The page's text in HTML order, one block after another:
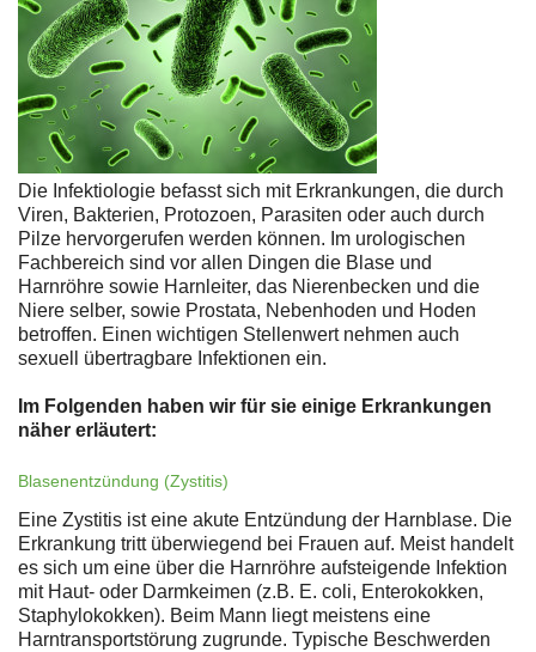
Die Infektiologie befasst sich mit Erkrankungen, die durch
Viren, Bakterien, Protozoen, Parasiten oder auch durch
Pilze hervorgerufen werden können. Im urologischen
Fachbereich sind vor allen Dingen die Blase und
Harnröhre sowie Harnleiter, das Nierenbecken und die
Niere selber, sowie Prostata, Nebenhoden und Hoden
betroffen. Einen wichtigen Stellenwert nehmen auch
sexuell übertragbare Infektionen ein.
Im Folgenden haben wir für sie einige Erkrankungen
näher erläutert:
Blasenentzündung (Zystitis)
Eine Zystitis ist eine akute Entzündung der Harnblase. Die
Erkrankung tritt überwiegend bei Frauen auf. Meist handelt
es sich um eine über die Harnröhre aufsteigende Infektion
mit Haut- oder Darmkeimen (z.B. E. coli, Enterokokken,
Staphylokokken). Beim Mann liegt meistens eine
Harntransportstörung zugrunde. Typische Beschwerden